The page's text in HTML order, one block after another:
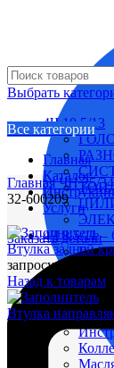
Выбрать
4Ч 10,5/13
4Ч 8,5/11 –
Вал
Все категории
Главная
Каталог
Услуги
Заказать детали
ГлавнаяЧН 25/
32-600209
Втулка задней
запросу
Назад к товарам
Втулка